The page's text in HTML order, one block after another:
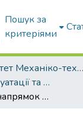
Пошук за
критеріями
Факультет Механіко-технологічний
Кафедра Експлуатації та технічного сервісу машин
Інноваційний напрямок педагогічної діяльності